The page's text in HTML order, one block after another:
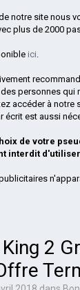
notre site nous
plus de 2000
ici
personnes
accéder à notre
écrit est aussi
de votre
interdit
2